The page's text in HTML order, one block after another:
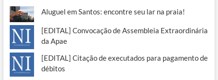
Aluguel em Santos: encontre seu lar na praia!
[EDITAL] Convocação de Assembleia Extraordinária
da Apae
[EDITAL] Citação de executados para pagamento de
débitos